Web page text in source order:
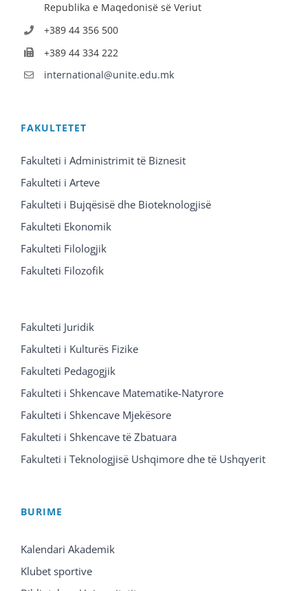
Republika e Maqedonisë së Veriut
+389 44 356 500
+389 44 334 222
international@unite.edu.mk
FAKULTETET
Fakulteti i Administrimit të Biznesit
Fakulteti i Arteve
Fakulteti i Bujqësisë dhe Bioteknologjisë
Fakulteti Ekonomik
Fakulteti Filologjik
Fakulteti Filozofik
Fakulteti Juridik
Fakulteti i Kulturës Fizike
Fakulteti Pedagogjik
Fakulteti i Shkencave Matematike-Natyrore
Fakulteti i Shkencave Mjekësore
Fakulteti i Shkencave të Zbatuara
Fakulteti i Teknologjisë Ushqimore dhe të Ushqyerit
BURIME
Kalendari Akademik
Klubet sportive